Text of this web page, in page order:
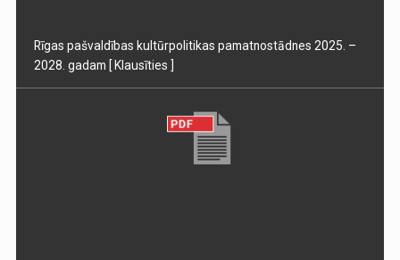
Rīgas pašvaldības kultūrpolitikas pamatnostādnes 2025. –
2028. gadam [ Klausīties ]